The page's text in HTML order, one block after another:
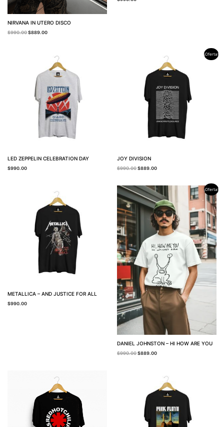
NIRVANA IN UTERO DISCO
$990.00$889.00
LED ZEPPELIN CELEBRATION DAY
$990.00
¡Oferta!
JOY DIVISION
$990.00
$990.00.
$889.00
precio
actual
es:
$889.00.
METALLICA – AND JUSTICE FOR ALL
$990.00
¡Oferta!
DANIEL JOHNSTON – HI HOW ARE YOU
$990.00
El
precio
original
era:
$990.00.
$889.00
El
precio
actual
es:
$889.00.